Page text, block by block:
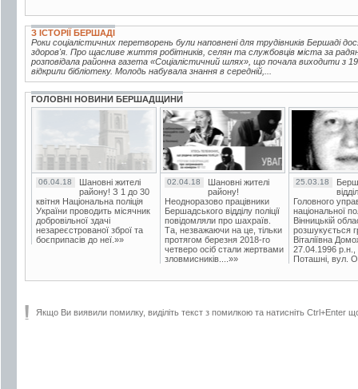
З ІСТОРІЇ БЕРШАДІ
Роки соціалістичних перетворень були наповнені для трудівників Бершаді
здоров'я. Про щасливе життя робітників, селян та службовців міста за
розповідала районна газета «Соціалістичний шлях», що почала виходити з
відкрили бібліотеку. Молодь набувала знання в середній,...
ГОЛОВНІ НОВИНИ БЕРШАДЩИНИ
06.04.18
Шановні жителі
району! З 1 до 30
квітня Національна поліція
України проводить місячник
добровільної здачі
незареєстрованої зброї та
боєприпасів до неї.»»
02.04.18
Шановні жителі
району!
Неодноразово працівники
Бершадського відділу поліції
повідомляли про шахраїв.
Та, незважаючи на це, тільки
протягом березня 2018-го
четверо осіб стали жертвами
зловмисників....»»
25.03.18
Головного
національної
Вінницькій
розшукується
Віталіївна
27.04.1996 р.н.,
Поташні, вул.
Якщо Ви виявили помилку, виділіть текст з помилкою та натисніть Ctrl+Enter